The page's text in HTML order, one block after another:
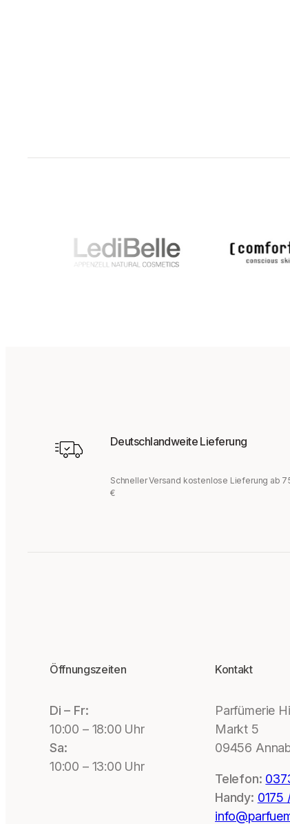
Deutschlandweite Lieferung
Schneller Versand kostenlose Lieferung ab
€
Öffnungszeiten
Di – Fr:
10:00 – 18:00 Uhr
Sa:
10:00 – 13:00 Uhr
Kontakt
Parfümerie
Markt 5
09456
Telefon:
Handy: 0175